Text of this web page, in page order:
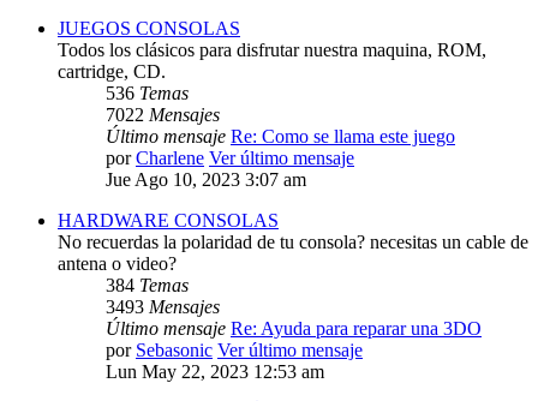
JUEGOS CONSOLAS
Todos los clásicos para disfrutar nuestra maquina, ROM,
cartridge, CD.
536 Temas
7022 Mensajes
Último mensaje Re: Como se llama este juego
porCharlene Ver último mensaje
Jue Ago 10, 2023 3:07 am
HARDWARE CONSOLAS
No recuerdas la polaridad de tu consola? necesitas un cable de
antena o video?
384 Temas
3493 Mensajes
Último mensaje Re: Ayuda para reparar una 3DO
por Sebasonic Ver último mensaje
Lun May 22, 2023 12:53 am